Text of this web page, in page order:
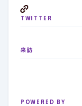
TWITTER
来訪
POWERED BY